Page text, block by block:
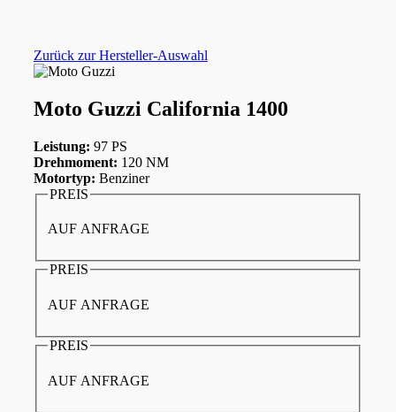
Zurück zur Hersteller-Auswahl
Moto Guzzi California 1400
Leistung: 97 PS
Drehmoment: 120 NM
Motortyp: Benziner
PREIS
AUF ANFRAGE
PREIS
AUF ANFRAGE
PREIS
AUF ANFRAGE